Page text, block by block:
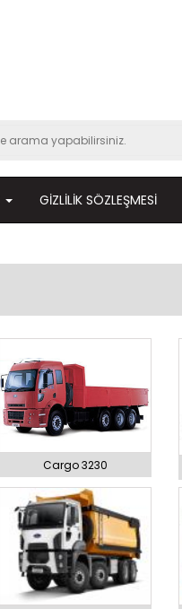
GIZLILIK SÖZLEŞMESI
Cargo 3230